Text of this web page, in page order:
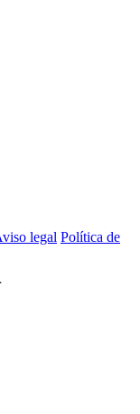
legal Política de